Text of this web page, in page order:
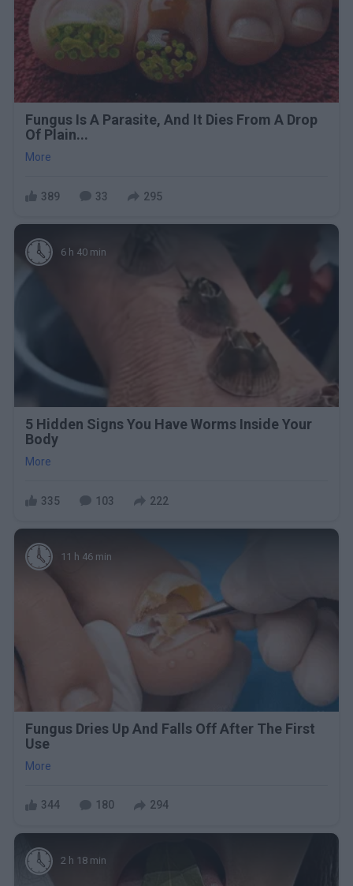
Fungus Is A Parasite, And It Dies From A Drop
Of Plain...
More
389 33 295
6 h 40 min
5 Hidden Signs You Have Worms Inside Your
Body
More
335 103 222
11 h 46 min
Fungus Dries Up And Falls Off After The First
Use
More
344 180 294
2 h 18 min